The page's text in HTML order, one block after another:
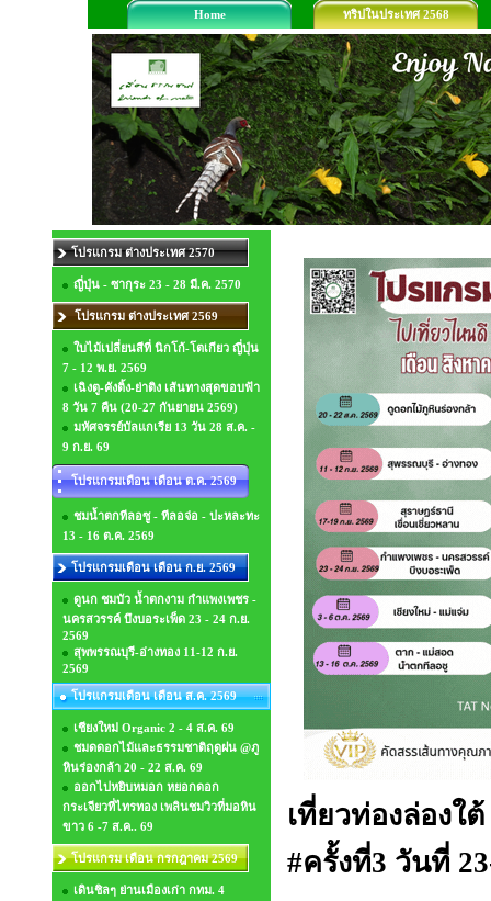
Home ทริปในประเทศ 2568
โปรแกรม ต่างประเทศ 2570
ญี่ปุ่น - ซากุระ 23 - 28 มี.ค. 2570
โปรแกรม ต่างประเทศ 2569
ใบไม้เปลี่ยนสีที่ นิกโก้-โตเกียว ญี่ปุ่น
7 - 12 พ.ย. 2569
เฉิงตู-คังติ้ง-ย่าติง เส้นทางสุดขอบฟ้า
8 วัน 7 คืน (20-27 กันยายน 2569)
มหัศจรรย์บัลแกเรีย 13 วัน 28 ส.ค. -
9 ก.ย. 69
โปรแกรมเดือน เดือน ต.ค. 2569
ชมน้ำตกทีลอซู - ทีลอจ่อ - ปะหละทะ
13 - 16 ต.ค. 2569
โปรแกรมเดือน เดือน ก.ย. 2569
ดูนก ชมบัว น้ำตกงาม กำแพงเพชร -
นครสวรรค์ บึงบอระเพ็ด 23 - 24 ก.ย.
2569
สุพพรรณบุรี-อ่างทอง 11-12 ก.ย.
2569
โปรแกรมเดือน เดือน ส.ค. 2569
เชียงใหม่ Organic 2 - 4 ส.ค. 69
ชมดดอกไม้และธรรมชาติฤดูฝน @ภู
หินร่องกล้า 20 - 22 ส.ค. 69
ออกไปหยิบหมอก หยอกดอก
กระเจียวที่ไทรทอง เพลินชมวิวที่มอหิน
ขาว 6 -7 ส.ค.. 69
โปรแกรม เดือน กรกฎาคม 2569
เดินชิลๆ ย่านเมืองเก่า กทม. 4
เที่ยวท่องล่องใ
#ครั้งที่3 วันที่